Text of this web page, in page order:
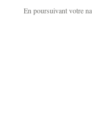
En poursuivant votre